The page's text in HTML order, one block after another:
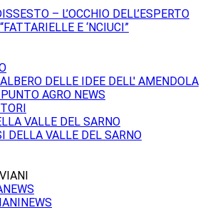
– L’OCCHIO DELL’ESPERTO
E ‘NCIUCI”
DELLE IDEE DELL' AMENDOLA
AGRO NEWS
VALLE DEL SARNO
DELLA VALLE DEL SARNO